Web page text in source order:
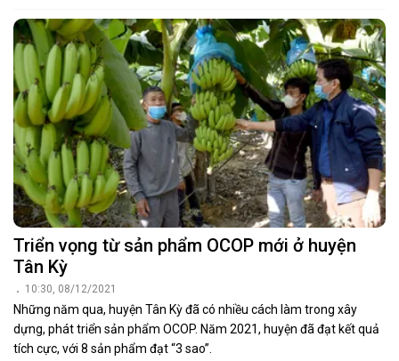
Triển vọng từ sản phẩm OCOP mới ở huyện
Tân Kỳ
10:30, 08/12/2021
Những năm qua, huyện Tân Kỳ đã có nhiều cách làm trong xây
dựng, phát triển sản phẩm OCOP. Năm 2021, huyện đã đạt kết quả
tích cực, với 8 sản phẩm đạt “3 sao”.